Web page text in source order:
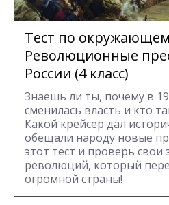
Тест по
Революционные
России (4 класс)
Знаешь ли ты, почему в
сменилась власть и кто
Какой крейсер дал
обещали народу новые
этот тест и проверь свои
революций, который
огромной страны!